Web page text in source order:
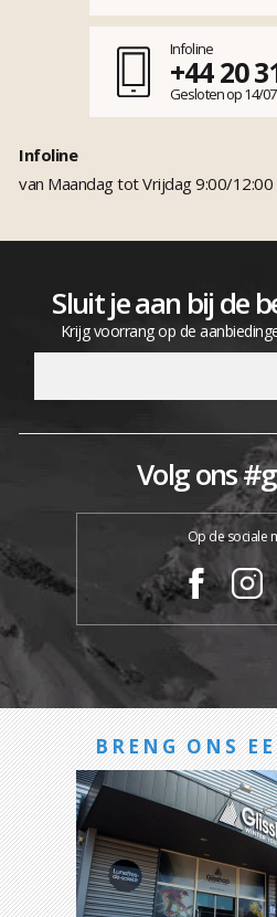
Infoline
+44 20
Gesloten op 14/
Infoline
van Maandag tot Vrijdag 9:00/
Sluit je aan bij de
Krijg voorrang op de
Volg ons
Op de sociale
BRENG ONS